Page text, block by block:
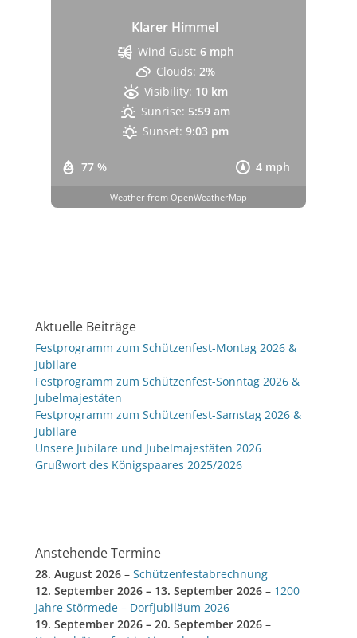
Klarer Himmel
77 % 4 mph
Wind Gust: 6 mph
Clouds: 2%
Visibility: 10 km
Sunrise: 5:59 am
Sunset: 9:03 pm
Weather from OpenWeatherMap
Aktuelle Beiträge
Festprogramm zum Schützenfest-Montag 2026 &
Jubilare
Festprogramm zum Schützenfest-Sonntag 2026 &
Jubelmajestäten
Festprogramm zum Schützenfest-Samstag 2026 &
Jubilare
Unsere Jubilare und Jubelmajestäten 2026
Grußwort des Königspaares 2025/2026
Anstehende Termine
28. August 2026 – Schützenfestabrechnung
12. September 2026 – 13. September 2026 – 1200
Jahre Störmede – Dorfjubiläum 2026
19. September 2026 – 20. September 2026 –